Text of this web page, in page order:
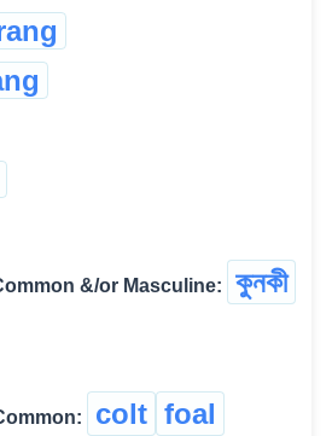
&/or Masculine: কুনকী
colt foal